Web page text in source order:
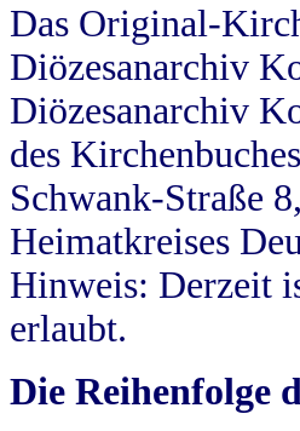
Das Original-
Diözesanarchiv
Diözesanarchiv
des
Schwank-Straße
Heimatkreises
Hinweis: Derzeit
erlaubt.
Die Reihenfolge